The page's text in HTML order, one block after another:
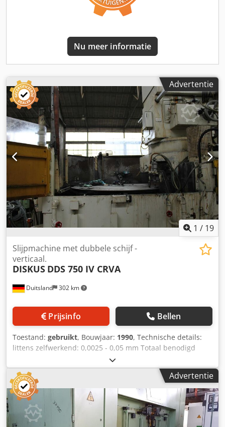
Nu meer informatie
Advertentie
1 / 19
Duitsland 302 km
Slijpmachine met dubbele schijf -
verticaal.
DISKUS DDS 750 IV CRVA
Prijsinfo Bellen
Toestand: gebruikt, Bouwjaar: 1990, Technische details:
littens zelfwerkend: 0,0025 - 0,05 mm Totaal benodigd
vermogen: 100 kW Verstelweg van de slijpspindelschuif:
150 mm Machinegewicht ca.: 17 t Slijpspindelaandrijving:
2 x 37 kW Slijpbreedte: 30-150 mm Omtreksnelheid: 34
m/sec Werkstuksnelheid: 60 - 300 mm/sec. Slijphoogte: 70
mm Diameter slijpschijf: 750 mm Cedpfx Aaevnmnrj Uoha
Slijpgereedschap: 750 x 75 x 350 mm Toerental slijpschijf:
870 tpm. Werkstukdiameter - max.: 250 mm
Advertentie